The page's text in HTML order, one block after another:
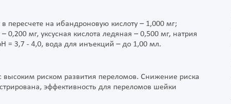
пересчете на ибандроновую кислоту – 1,000 мг;
0,200 мг, уксусная кислота ледяная – 0,500 мг, натрия
= 3,7 - 4,0, вода для инъекций – до 1,00 мл.
высоким риском развития переломов. Снижение риска
эффективность для переломов шейки